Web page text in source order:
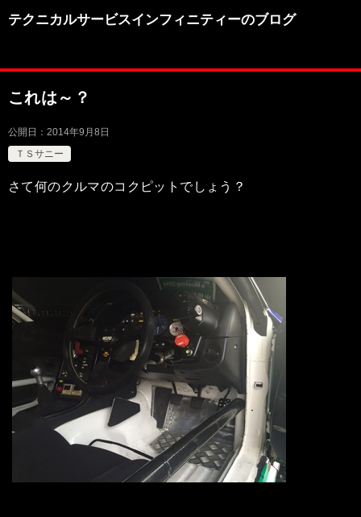
テクニカルサービスインフィニティーのブログ
これは～？
公開日： 2014年9月8日
ＴＳサニー
さて何のクルマのコクピットでしょう？